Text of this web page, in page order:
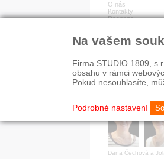
O nás
Kontakty
Recenze
Jsme
Zákazníci u nás
■ odborné zázemí
■ bezpečné
Dana Čechová a
Na vašem
Firma STUDIO 1809,
obsahu v rámci
Pokud nesouhlasíte,
Podrobné nastavení